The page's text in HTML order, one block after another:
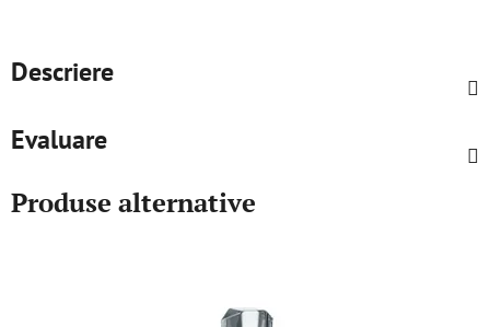
Descriere
Evaluare
Produse alternative